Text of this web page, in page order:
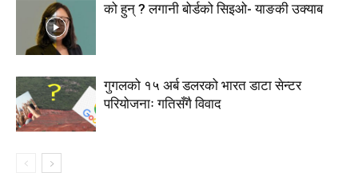
को हुन् ? लगानी बोर्डको सिइओ- याङकी उक्याब
गुगलको १५ अर्ब डलरको भारत डाटा सेन्टर
परियोजनाः गतिसँगै विवाद